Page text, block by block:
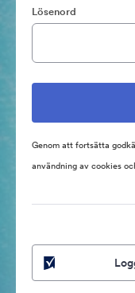
Lösenord
Genom att fortsätta
användning av cookies